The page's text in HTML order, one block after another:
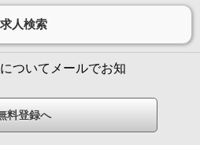
についてメールでお知